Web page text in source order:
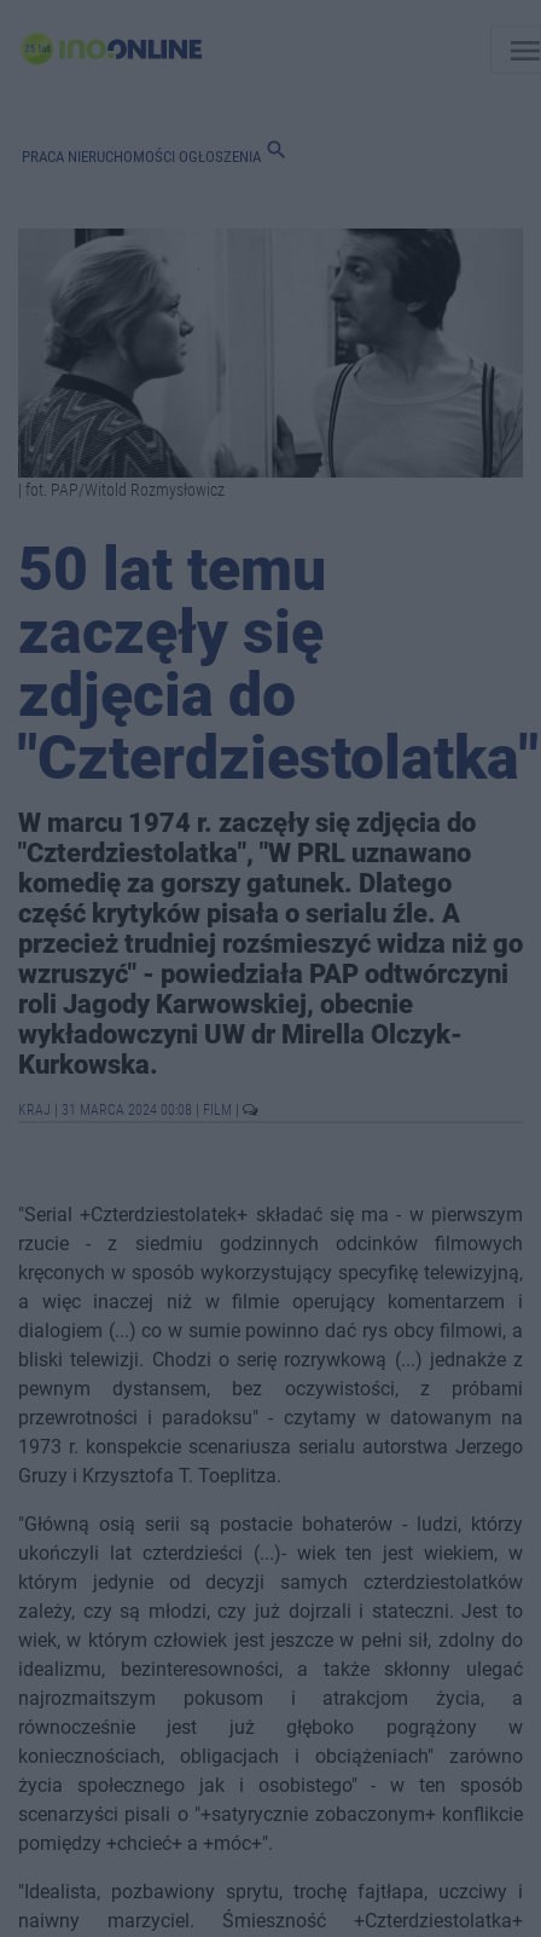
PRACA NIERUCHOMOŚCI OGŁOSZENIA search
| fot. PAP/Witold Rozmysłowicz
50 lat temu
zaczęły się
zdjęcia do
"Czterdziestolatka"
W marcu 1974 r. zaczęły się zdjęcia do
"Czterdziestolatka", "W PRL uznawano
komedię za gorszy gatunek. Dlatego
część krytyków pisała o serialu źle. A
przecież trudniej rozśmieszyć widza niż go
wzruszyć" - powiedziała PAP odtwórczyni
roli Jagody Karwowskiej, obecnie
wykładowczyni UW dr Mirella Olczyk-
Kurkowska.
KRAJ 31 MARCA 2024 00:08 FILM
"Serial +Czterdziestolatek+ składać się ma - w pierwszym
rzucie - z siedmiu godzinnych odcinków filmowych
kręconych w sposób wykorzystujący specyfikę telewizyjną,
a więc inaczej niż w filmie operujący komentarzem i
dialogiem (...) co w sumie powinno dać rys obcy filmowi, a
bliski telewizji. Chodzi o serię rozrywkową (...) jednakże z
pewnym dystansem, bez oczywistości, z próbami
przewrotności i paradoksu" - czytamy w datowanym na
1973 r. konspekcie scenariusza serialu autorstwa Jerzego
Gruzy i Krzysztofa T. Toeplitza.
"Główną osią serii są postacie bohaterów - ludzi, którzy
ukończyli lat czterdzieści (...)- wiek ten jest wiekiem, w
którym jedynie od decyzji samych czterdziestolatków
zależy, czy są młodzi, czy już dojrzali i stateczni. Jest to
wiek, w którym człowiek jest jeszcze w pełni sił, zdolny do
idealizmu, bezinteresowności, a także skłonny ulegać
najrozmaitszym pokusom i atrakcjom życia, a
równocześnie jest już głęboko pogrążony w
koniecznościach, obligacjach i obciążeniach" zarówno
życia społecznego jak i osobistego" - w ten sposób
scenarzyści pisali o "+satyrycznie zobaczonym+ konflikcie
pomiędzy +chcieć+ a +móc+".
"Idealista, pozbawiony sprytu, trochę fajtłapa, uczciwy i
naiwny marzyciel. Śmieszność +Czterdziestolatka+